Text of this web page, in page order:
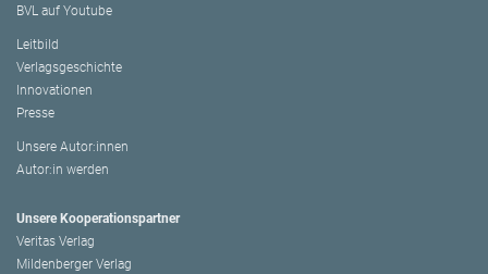
BVL auf Youtube
Leitbild
Verlagsgeschichte
Innovationen
Presse
Unsere Autor:innen
Autor:in werden
Unsere Kooperationspartner
Veritas Verlag
Mildenberger Verlag